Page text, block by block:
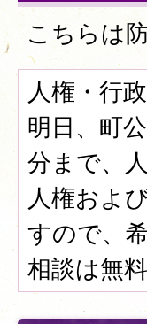
こちらは
人権・行
明日、町
分まで、
人権およ
すので、
相談は無